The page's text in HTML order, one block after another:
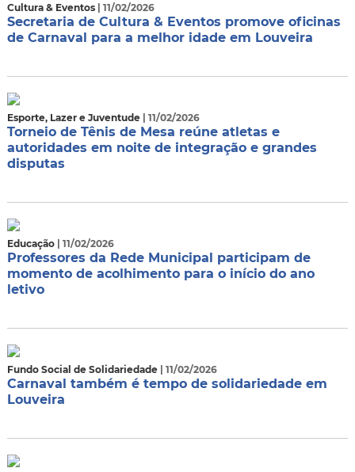
Cultura & Eventos | 11/02/2026
Secretaria de Cultura & Eventos promove oficinas
de Carnaval para a melhor idade em Louveira
Esporte, Lazer e Juventude | 11/02/2026
Torneio de Tênis de Mesa reúne atletas e
autoridades em noite de integração e grandes
disputas
Educação | 11/02/2026
Professores da Rede Municipal participam de
momento de acolhimento para o início do ano
letivo
Fundo Social de Solidariedade | 11/02/2026
Carnaval também é tempo de solidariedade em
Louveira